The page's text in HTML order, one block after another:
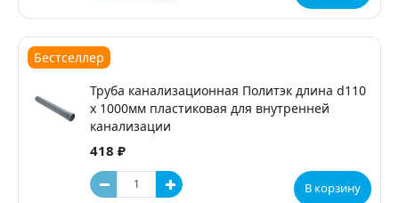
Бестселлер
Труба канализационная Политэк длина d110
х 1000мм пластиковая для внутренней
канализации
418 ₽
В корзину